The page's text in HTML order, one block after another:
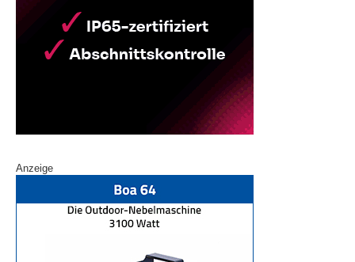
Anzeige